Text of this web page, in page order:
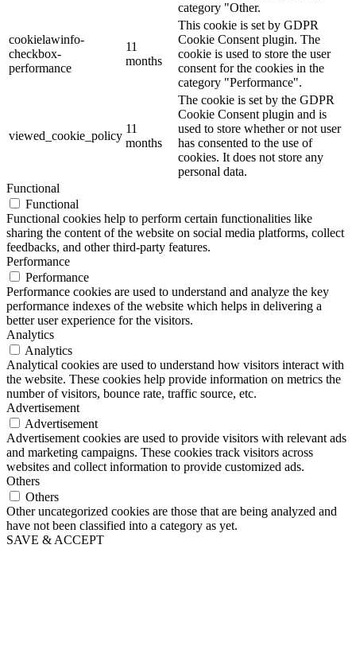
category "Other.
cookielawinfo-
checkbox-
performance
11
months
This cookie is set by GDPR
Cookie Consent plugin. The
cookie is used to store the user
consent for the cookies in the
category "Performance".
viewed_cookie_policy
11
months
The cookie is set by the GDPR
Cookie Consent plugin and is
used to store whether or not user
has consented to the use of
cookies. It does not store any
personal data.
Functional
Functional
Functional cookies help to perform certain functionalities like
sharing the content of the website on social media platforms, collect
feedbacks, and other third-party features.
Performance
Performance
Performance cookies are used to understand and analyze the key
performance indexes of the website which helps in delivering a
better user experience for the visitors.
Analytics
Analytics
Analytical cookies are used to understand how visitors interact with
the website. These cookies help provide information on metrics the
number of visitors, bounce rate, traffic source, etc.
Advertisement
Advertisement
Advertisement cookies are used to provide visitors with relevant ads
and marketing campaigns. These cookies track visitors across
websites and collect information to provide customized ads.
Others
Others
Other uncategorized cookies are those that are being analyzed and
have not been classified into a category as yet.
SAVE & ACCEPT